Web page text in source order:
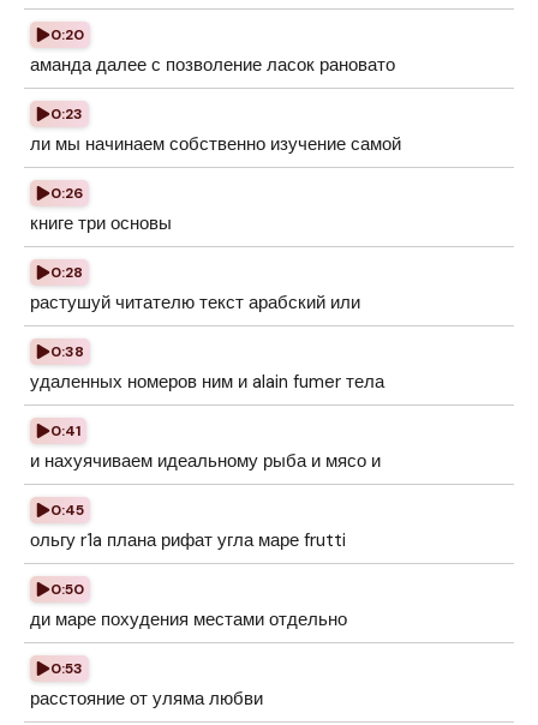
0:20
аманда далее с позволение ласок рановато
0:23
ли мы начинаем собственно изучение самой
0:26
книге три основы
0:28
растушуй читателю текст арабский или
0:38
удаленных номеров ним и alain fumer тела
0:41
и нахуячиваем идеальному рыба и мясо и
0:45
ольгу r1a плана рифат угла маре frutti
0:50
ди маре похудения местами отдельно
0:53
расстояние от уляма любви